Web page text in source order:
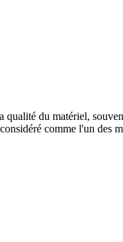
du matériel,
comme l'un des